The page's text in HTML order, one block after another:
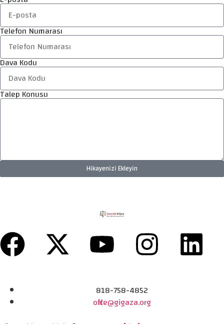
Telefon Numarası
Dava Kodu
Talep Konusu
Hikayenizi Ekleyin
818-758-4852
office@gigaza.org